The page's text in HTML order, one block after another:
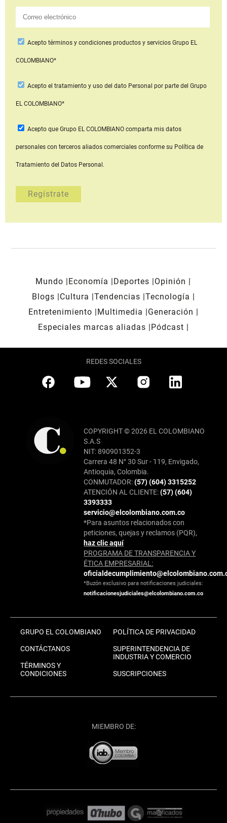
Aceptotérminos y condiciones productos y serviciosGrupo EL
COLOMBIANO*
Acepto el tratamiento y uso del dato Personal por parte del Grupo
EL COLOMBIANO*
Acepto que Grupo EL COLOMBIANOcomparta mis datos
personales con terceros aliados comerciales conforme su Política de
Tratamiento del Datos Personal.
Mundo Economía Deportes
Opinión
Blogs
Cultura Tendencias Tecnología
Entretenimiento
Multimedia
Generación
Especiales marcas aliadas
Pódcast
REDES SOCIALES
COPYRIGHT © 2026 EL COLOMBIANO
S.A.S
NIT: 890901352-3
Carrera 48 N° 30 Sur - 119, Envigado,
Antioquia, Colombia.
CONMUTADOR:(57) (604) 3315252
ATENCIÓN AL CLIENTE:(57) (604)
3393333
servicio@elcolombiano.com.co
*Para asuntos relacionados con
peticiones, quejas y reclamos (PQR),
haz clic aquí
PROGRAMA DE TRANSPARENCIA Y
ÉTICA EMPRESARIAL:
*Buzón exclusivo para notificaciones judiciales:
notificacionesjudiciales@elcolombiano.com.co
GRUPO EL COLOMBIANO
CONTÁCTANOS
TÉRMINOS Y
CONDICIONES
POLÍTICA DE PRIVACIDAD
SUPERINTENDENCIA DE
INDUSTRIA Y COMERCIO
SUSCRIPCIONES
MIEMBRO DE: